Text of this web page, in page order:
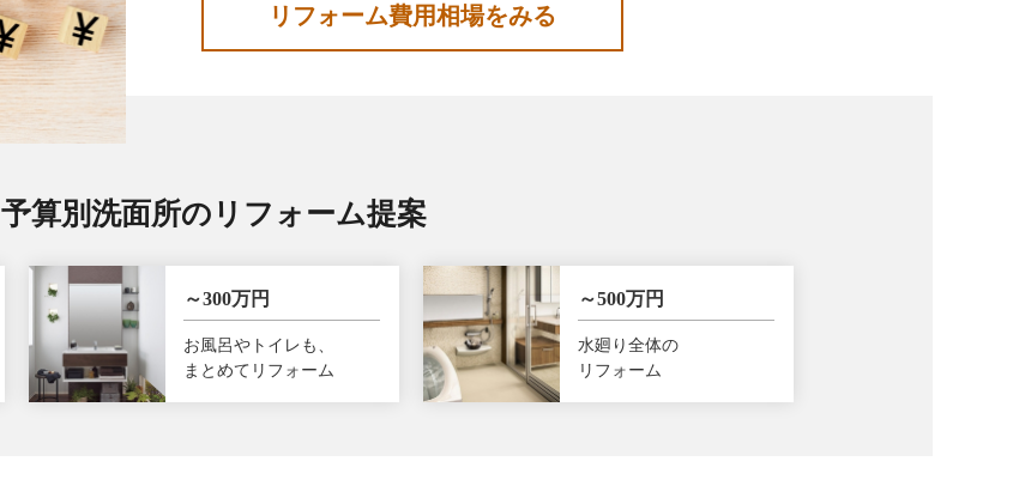
リフォーム費用相場をみる
予算別洗面所のリフォーム提案
～300万円
お風呂やトイレも、
まとめてリフォーム
～500万円
水廻り全体の
リフォーム